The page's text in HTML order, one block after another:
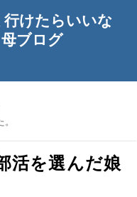
行けたらいいな
母ブログ
活を選んだ娘